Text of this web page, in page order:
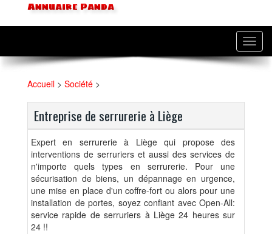
Annuaire Panda
Accueil > Société >
Entreprise de serrurerie à Liège
Expert en serrurerie à Liège qui propose des
interventions de serruriers et aussi des services de
n'importe quels types en serrurerie. Pour une
sécurisation de biens, un dépannage en urgence,
une mise en place d'un coffre-fort ou alors pour une
installation de portes, soyez confiant avec Open-All:
service rapide de serruriers à Liège 24 heures sur
24 !!